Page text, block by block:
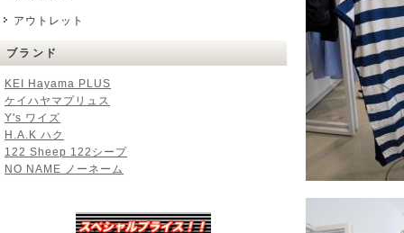
アウトレット
ブランド
KEI Hayama PLUS
ケイハヤマプリュス
Y's ワイズ
H.A.K ハク
122 Sheep 122シープ
NO NAME ノーネーム